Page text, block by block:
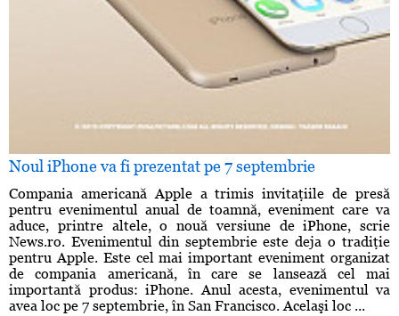
Noul iPhone va fi prezentat pe 7 septembrie
Compania americană Apple a trimis invitaţiile de presă
pentru evenimentul anual de toamnă, eveniment care va
aduce, printre altele, o nouă versiune de iPhone, scrie
News.ro. Evenimentul din septembrie este deja o tradiţie
pentru Apple. Este cel mai important eveniment organizat
de compania americană, în care se lansează cel mai
importantă produs: iPhone. Anul acesta, evenimentul va
avea loc pe 7 septembrie, în San Francisco. Acelaşi loc ...